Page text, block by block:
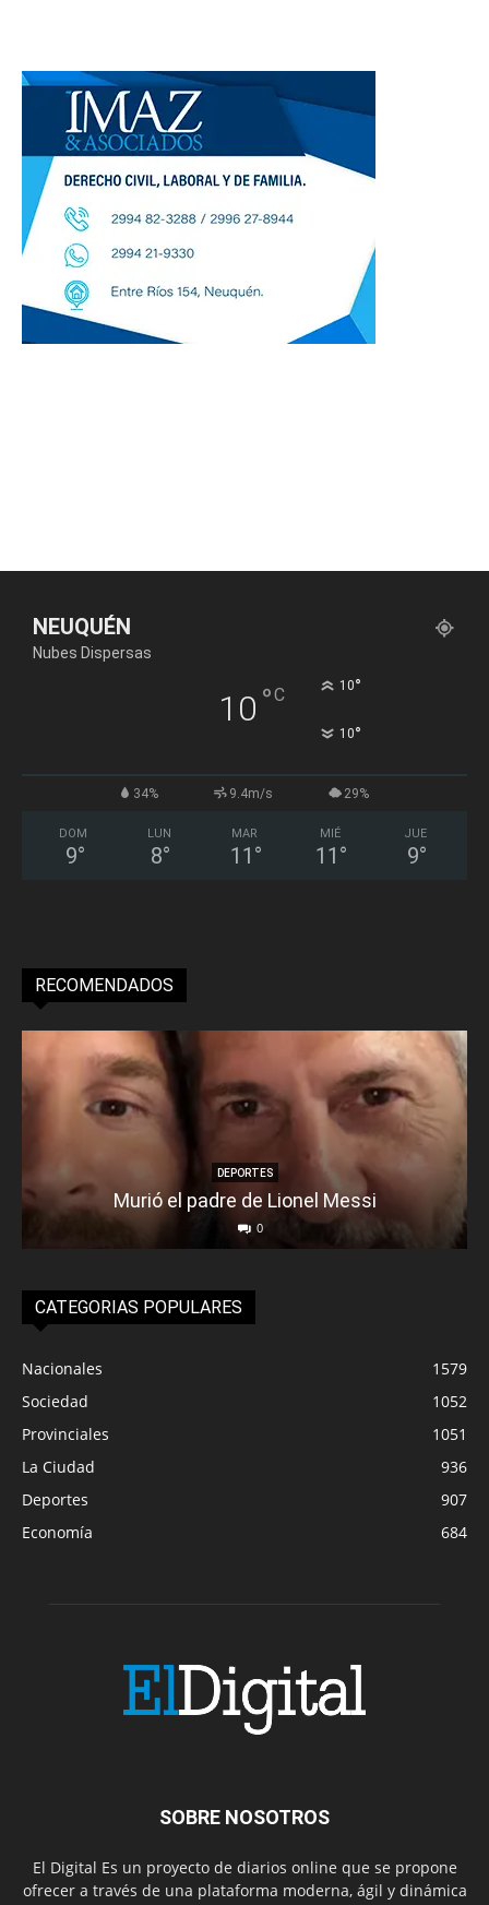
NEUQUÉN
Nubes Dispersas
10 °C 10°
10°
34% 9.4m/s 29%
DOM
9°
LUN
8°
MAR
11 °
MIÉ
11 °
JUE
9°
RECOMENDADOS
DEPORTES
Murió el padre de Lionel Messi
0
CATEGORIAS POPULARES
Nacionales
1579
Sociedad
1052
Provinciales
1051
La Ciudad
936
Deportes
907
Economía
684
SOBRE NOSOTROS
El Digital Es un proyecto de diarios online que se propone
ofrecer a través de una plataforma moderna, ágil y dinámica